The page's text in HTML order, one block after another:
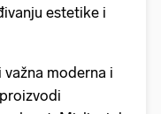
estetike i
moderna i